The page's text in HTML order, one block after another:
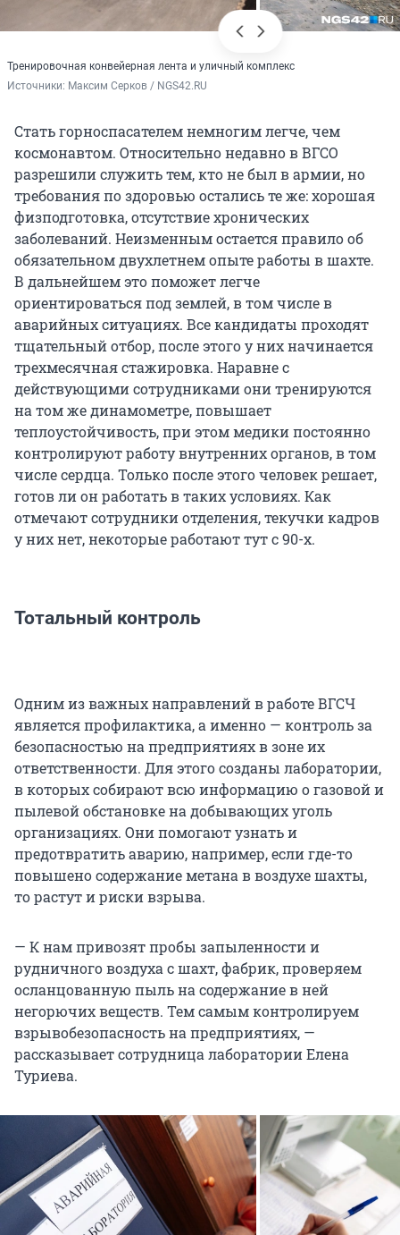
Тренировочная конвейерная лента и уличный комплекс
Источники: Максим Серков / NGS42.RU
Стать горноспасателем немногим легче, чем
космонавтом. Относительно недавно в ВГСО
разрешили служить тем, кто не был в армии, но
требования по здоровью остались те же: хорошая
физподготовка, отсутствие хронических
заболеваний. Неизменным остается правило об
обязательном двухлетнем опыте работы в шахте.
В дальнейшем это поможет легче
ориентироваться под землей, в том числе в
аварийных ситуациях. Все кандидаты проходят
тщательный отбор, после этого у них начинается
трехмесячная стажировка. Наравне с
действующими сотрудниками они тренируются
на том же динамометре, повышает
теплоустойчивость, при этом медики постоянно
контролируют работу внутренних органов, в том
числе сердца. Только после этого человек решает,
готов ли он работать в таких условиях. Как
отмечают сотрудники отделения, текучки кадров
у них нет, некоторые работают тут с 90-х.
Тотальный контроль
Одним из важных направлений в работе ВГСЧ
является профилактика, а именно — контроль за
безопасностью на предприятиях в зоне их
ответственности. Для этого созданы лаборатории,
в которых собирают всю информацию о газовой и
пылевой обстановке на добывающих уголь
организациях. Они помогают узнать и
предотвратить аварию, например, если где-то
повышено содержание метана в воздухе шахты,
то растут и риски взрыва.
— К нам привозят пробы запыленности и
рудничного воздуха с шахт, фабрик, проверяем
осланцованную пыль на содержание в ней
негорючих веществ. Тем самым контролируем
взрывобезопасность на предприятиях, —
рассказывает сотрудница лаборатории Елена
Туриева.